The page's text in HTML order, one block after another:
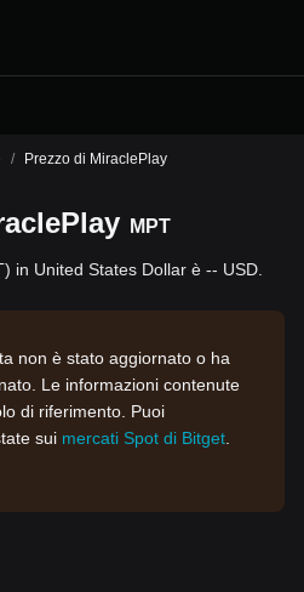
/ Prezzo di MiraclePlay
MPT
in United States Dollar è -- USD.
non è stato aggiornato o ha
Le informazioni contenute
di riferimento. Puoi
sui mercati Spot di Bitget